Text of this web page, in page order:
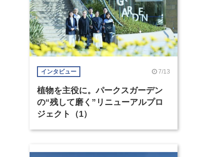
インタビュー 7/13
植物を主役に。パークスガーデン
の“残して磨く”リニューアルプロ
ジェクト（1）